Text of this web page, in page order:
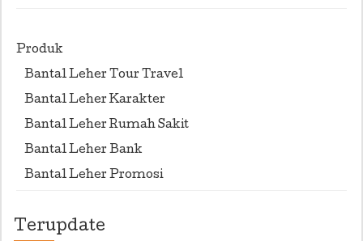
Produk
Bantal Leher Tour Travel
Bantal Leher Karakter
Bantal Leher Rumah Sakit
Bantal Leher Bank
Bantal Leher Promosi
Terupdate